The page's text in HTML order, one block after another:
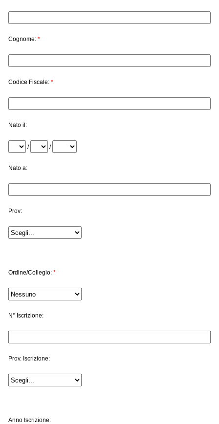
Cognome:*
Codice Fiscale:*
Nato il:
/ /
Nato a:
Prov:
Ordine/Collegio:*
N° Iscrizione:
Prov. Iscrizione:
Anno Iscrizione: